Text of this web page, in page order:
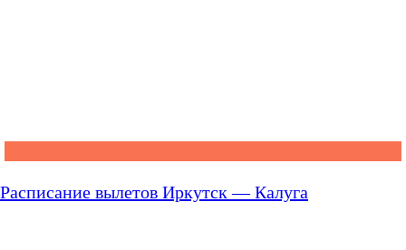
Расписание вылетов Иркутск — Калуга